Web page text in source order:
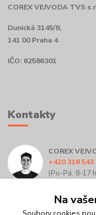
COREX VEJVODA TVS
Dunická 3145/8,
141 00 Praha 4
IČO: 62586301
Kontakty
COREX
+420 318 543
(Po-Pá, 8-17
info@corex.cz
Na
Soubory cookies